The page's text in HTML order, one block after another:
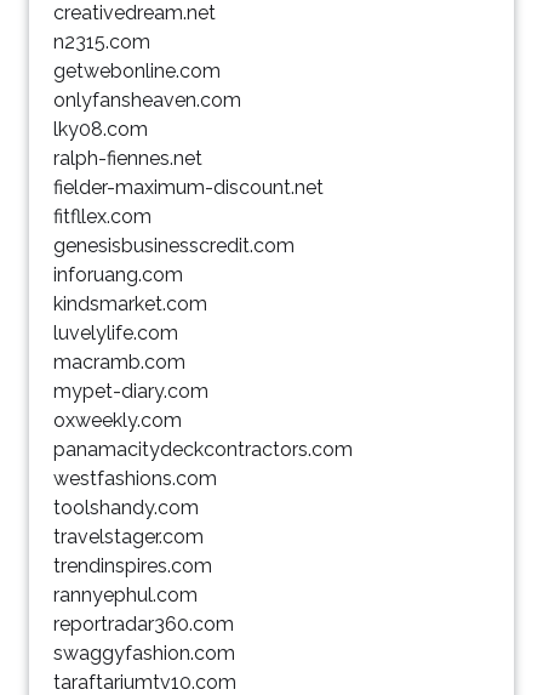
creativedream.net
n2315.com
getwebonline.com
onlyfansheaven.com
lky08.com
ralph-fiennes.net
fielder-maximum-discount.net
fitfllex.com
genesisbusinesscredit.com
inforuang.com
kindsmarket.com
luvelylife.com
macramb.com
mypet-diary.com
oxweekly.com
panamacitydeckcontractors.com
westfashions.com
toolshandy.com
travelstager.com
trendinspires.com
rannyephul.com
reportradar360.com
swaggyfashion.com
taraftariumtv10.com